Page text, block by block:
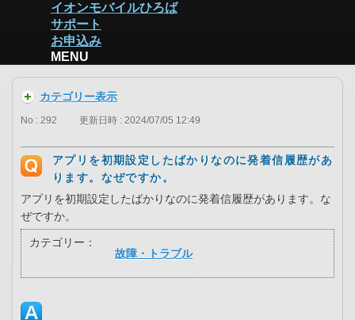
イオンモバイルひろば
サポート
お申込み
MENU
カテゴリー表示
No : 292 更新日時 : 2024/07/05 12:49
アプリを初期設定したばかりなのに発着信履歴があ
ります。なぜですか。
アプリを初期設定したばかりなのに発着信履歴があります。な
ぜですか。
カテゴリー：
故障・トラブル